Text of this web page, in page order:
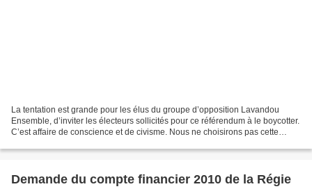
La tentation est grande pour les élus du groupe d’opposition Lavandou
Ensemble, d’inviter les électeurs sollicités pour ce référendum à le boycotter.
C’est affaire de conscience et de civisme. Nous ne choisirons pas cette
Demande du compte financier 2010 de la Régie